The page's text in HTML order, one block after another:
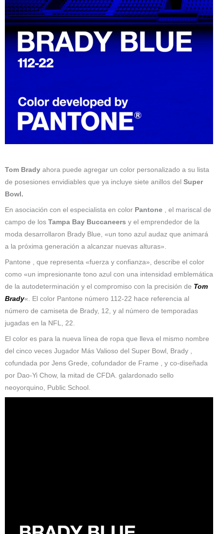
Tom Brady ahora puede agregar un color personalizado a su lista
de posesiones envidiables que ya incluye siete anillos del Super
Bowl.
En asociación con el especialista en color Pantone , el mariscal de
campo de los Tampa Bay Buccaneers y el emprendedor de la
moda desarrollaron Brady Blue, «un tono azul audaz que animará
a la próxima generación a alcanzar nuevas alturas».
Pantone , que representa «fuerza y ​​confianza», describe el color
como «un impresionante tono azul con una intensidad emblemática
de la autodeterminación y el compromiso con la precisión de Tom
Brady«. El color Pantone número 112-22 hace referencia al
número de camiseta de Brady, 12, y al número de temporadas
jugadas en la NFL, 22.
El color es para la nueva línea de ropa que lleva el mismo nombre
del cinco veces Jugador Más Valioso del Super Bowl, Brady ,
cofundada por Jens Grede, cofundador de Frame , y co-diseñada
por Dao-Yi Chow, la mitad de CFDA. galardonado sello
neoyorquino, Public School.